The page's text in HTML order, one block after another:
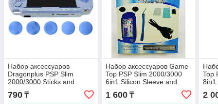
Набор аксессуаров
Dragonplus PSP Slim
2000/3000 Sticks and
Crystal Cover Advance
790 ₸
Набор аксессуаров Game
Top PSP Slim 2000/3000
6in1 Silicon Sleeve and
Extra Button Kit
1 600₸
Top
8in1
2